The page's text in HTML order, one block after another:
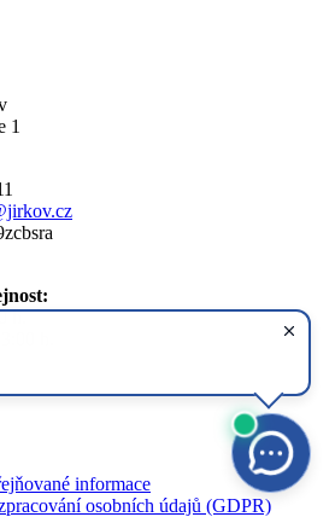
1
h.
informace
osobních údajů (GDPR)